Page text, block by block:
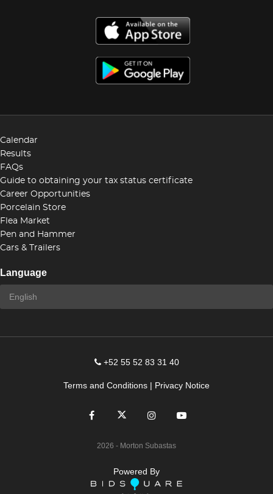
Calendar
Results
FAQs
Guide to obtaining your tax status certificate
Career Opportunities
Porcelain Store
Flea Market
Pen and Hammer
Cars & Trailers
Language
+52 55 52 83 31 40
Terms and Conditions | Privacy Notice
2026 - Morton Subastas
Powered By